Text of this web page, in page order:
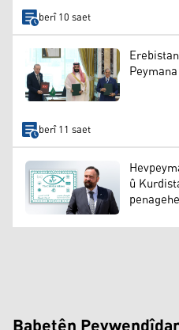
berî 10 saet
berî 11 saet
û